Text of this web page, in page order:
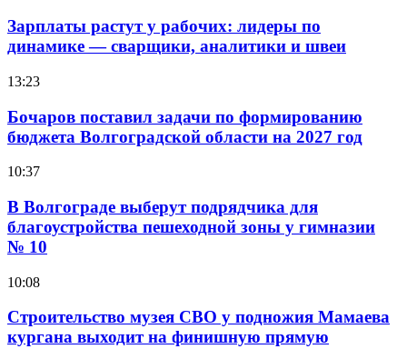
Зарплаты растут у рабочих: лидеры по
динамике — сварщики, аналитики и швеи
13:23
Бочаров поставил задачи по формированию
бюджета Волгоградской области на 2027 год
10:37
В Волгограде выберут подрядчика для
благоустройства пешеходной зоны у гимназии
№ 10
10:08
Строительство музея СВО у подножия Мамаева
кургана выходит на финишную прямую